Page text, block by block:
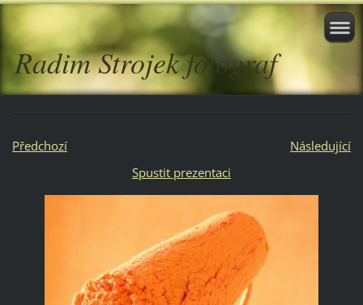
Radim Strojek fotograf
Předchozí
Následující
Spustit prezentaci